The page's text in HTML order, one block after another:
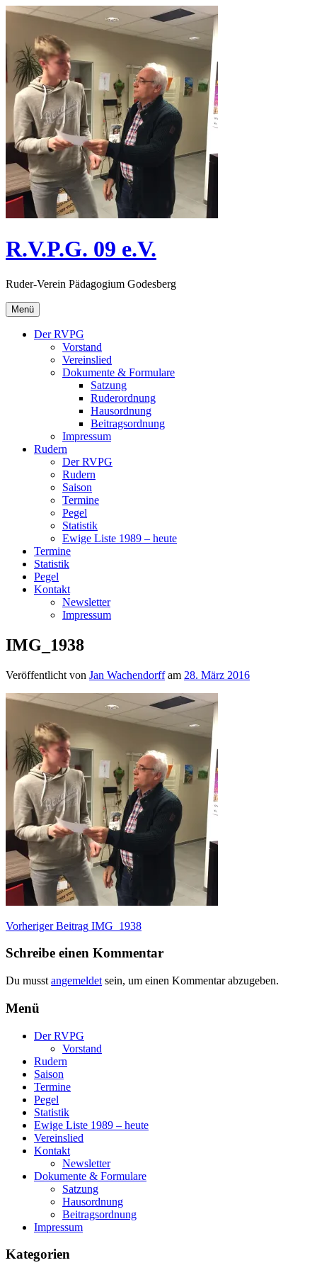
Direkt
R.V.P.G. 09 e.V.
Ruder-Verein Pädagogium Godesberg
Menü
Der RVPG
Vorstand
Vereinslied
Dokumente & Formulare
Satzung
Ruderordnung
Hausordnung
Beitragsordnung
Impressum
Rudern
Der RVPG
Rudern
Saison
Termine
Pegel
Statistik
Ewige Liste 1989 – heute
Termine
Statistik
Pegel
Kontakt
Newsletter
Impressum
IMG_1938
Veröffentlicht von Jan Wachendorffam 28. März 2016
Beitragsnavigation
Vorheriger Beitrag IMG_1938
Schreibe einen Kommentar
Du musst angemeldet sein, um einen Kommentar abzugeben.
Menü
Der RVPG
Vorstand
Rudern
Saison
Termine
Pegel
Statistik
Ewige Liste 1989 – heute
Vereinslied
Kontakt
Newsletter
Dokumente & Formulare
Satzung
Hausordnung
Beitragsordnung
Impressum
Kategorien